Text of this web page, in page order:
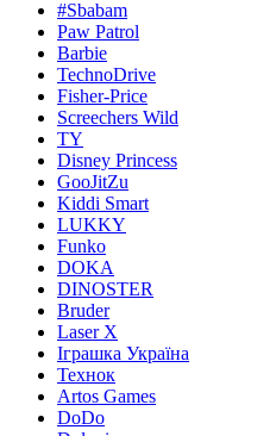
#Sbabam
Paw Patrol
Barbie
TechnoDrive
Fisher-Price
Screechers Wild
TY
Disney Princess
GooJitZu
Kiddi Smart
LUKKY
Funko
DOKA
DINOSTER
Bruder
Laser X
Іграшка Україна
Технок
Artos Games
DoDo